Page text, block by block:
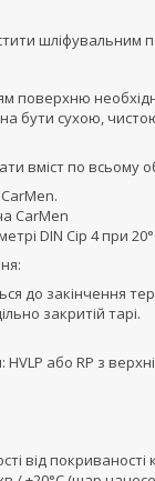
шліфувальним
поверхню
бути сухою,
вміст по всьому
CarMen
DIN Сір 4 при
до закінчення
закритій тарі.
або RP з
від покриваності